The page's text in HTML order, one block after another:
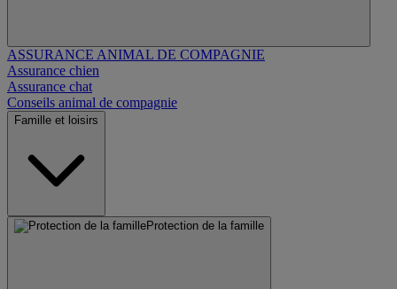
ASSURANCE ANIMAL DE COMPAGNIE
Assurance chien
Assurance chat
Conseils animal de compagnie
Famille et loisirs
Protection de la famille